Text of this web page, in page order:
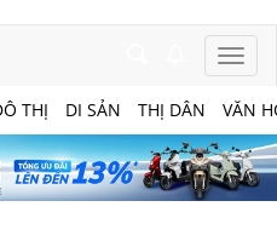
THỊ DI SẢN THỊ DÂN VĂN